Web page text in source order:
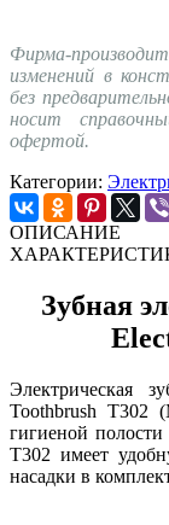
Фирма-
изменений в
без
носит
офертой.
Категории:
ОПИСАНИЕ
Зубная
Электрическая
Toothbrush T302
гигиеной
Т302 имеет
насадки в